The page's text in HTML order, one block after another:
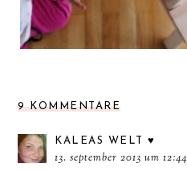
9 KOMMENTARE
KALEAS WELT ♥
13. september 2013 um 12:44